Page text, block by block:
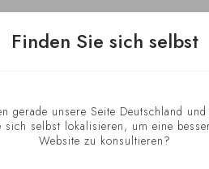
Finden Sie sich selbst
gerade unsere Seite Deutschland
sich selbst lokalisieren, um eine
Website zu konsultieren?